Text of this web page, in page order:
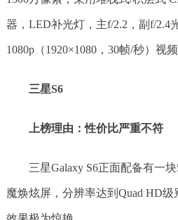
器，LED补光灯，主f/2.2，副f/2.4
1080p（1920×1080，30帧/秒）视频
三星S6
上榜理由：性价比严重不符
三星Galaxy S6正面配备有一
魔焕炫屏，分辨率达到Quad HD级